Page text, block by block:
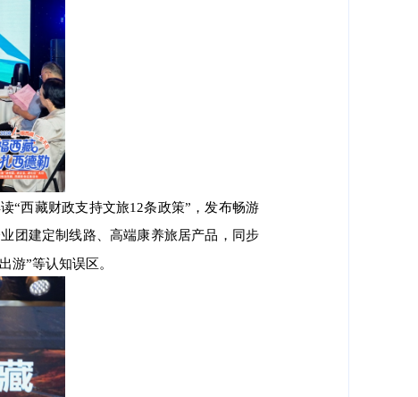
“西藏财政支持文旅12条政策”，发布畅游
团建定制线路、高端康养旅居产品，同步
游”等认知误区。